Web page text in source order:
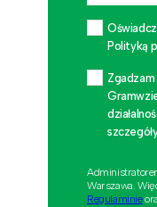
Polityką
Warszawa.
Regulaminie